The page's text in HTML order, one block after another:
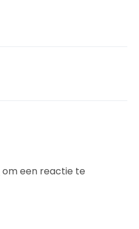
om een reactie te